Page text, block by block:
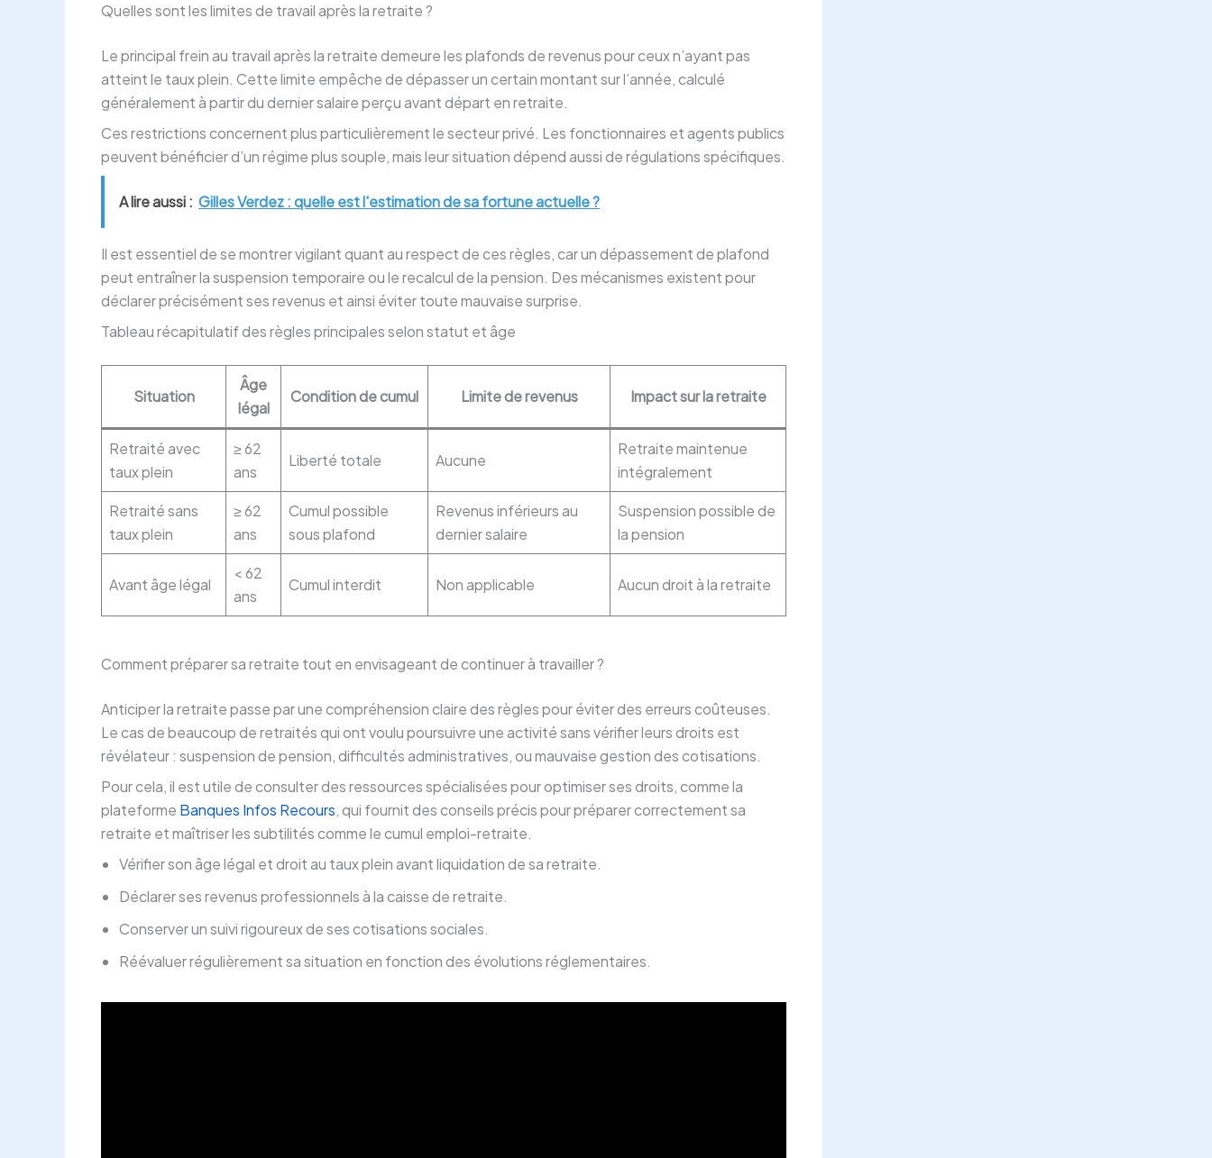
Quelles sont les limites de travail après la retraite ?
Le principal frein au travail après la retraite demeure les plafonds de revenus pour ceux n’ayant pas
atteint le taux plein. Cette limite empêche de dépasser un certain montant sur l’année, calculé
généralement à partir du dernier salaire perçu avant départ en retraite.
Ces restrictions concernent plus particulièrement le secteur privé. Les fonctionnaires et agents publics
peuvent bénéficier d’un régime plus souple, mais leur situation dépend aussi de régulations spécifiques.
A lire aussi : Gilles Verdez : quelle est l'estimation de sa fortune actuelle ?
Il est essentiel de se montrer vigilant quant au respect de ces règles, car un dépassement de plafond
peut entraîner la suspension temporaire ou le recalcul de la pension. Des mécanismes existent pour
déclarer précisément ses revenus et ainsi éviter toute mauvaise surprise.
Tableau récapitulatif des règles principales selon statut et âge
Situation
Âge
légal
Condition de cumul Limite de revenus Impact sur la retraite
Retraité avec
taux plein
≥ 62
ans
Liberté totale Aucune
Retraite maintenue
intégralement
Retraité sans
taux plein
≥ 62
ans
Cumul possible
sous plafond
Revenus inférieurs au
dernier salaire
Suspension possible de
la pension
Avant âge légal
< 62
ans
Cumul interdit Non applicable Aucun droit à la retraite
Comment préparer sa retraite tout en envisageant de continuer à travailler ?
Anticiper la retraite passe par une compréhension claire des règles pour éviter des erreurs coûteuses.
Le cas de beaucoup de retraités qui ont voulu poursuivre une activité sans vérifier leurs droits est
révélateur : suspension de pension, difficultés administratives, ou mauvaise gestion des cotisations.
Pour cela, il est utile de consulter des ressources spécialisées pour optimiser ses droits, comme la
plateforme Banques Infos Recours, qui fournit des conseils précis pour préparer correctement sa
retraite et maîtriser les subtilités comme le cumul emploi-retraite.
Vérifier son âge légal et droit au taux plein avant liquidation de sa retraite.
Déclarer ses revenus professionnels à la caisse de retraite.
Conserver un suivi rigoureux de ses cotisations sociales.
Réévaluer régulièrement sa situation en fonction des évolutions réglementaires.